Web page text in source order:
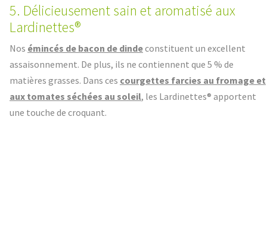
5. Délicieusement sain et aromatisé aux
Lardinettes®
Nos émincés de bacon de dindeconstituent un excellent
assaisonnement. De plus, ils ne contiennent que 5 % de
matières grasses. Dans ces courgettes farcies au fromage et
aux tomates séchées au soleil, les Lardinettes® apportent
une touche de croquant.